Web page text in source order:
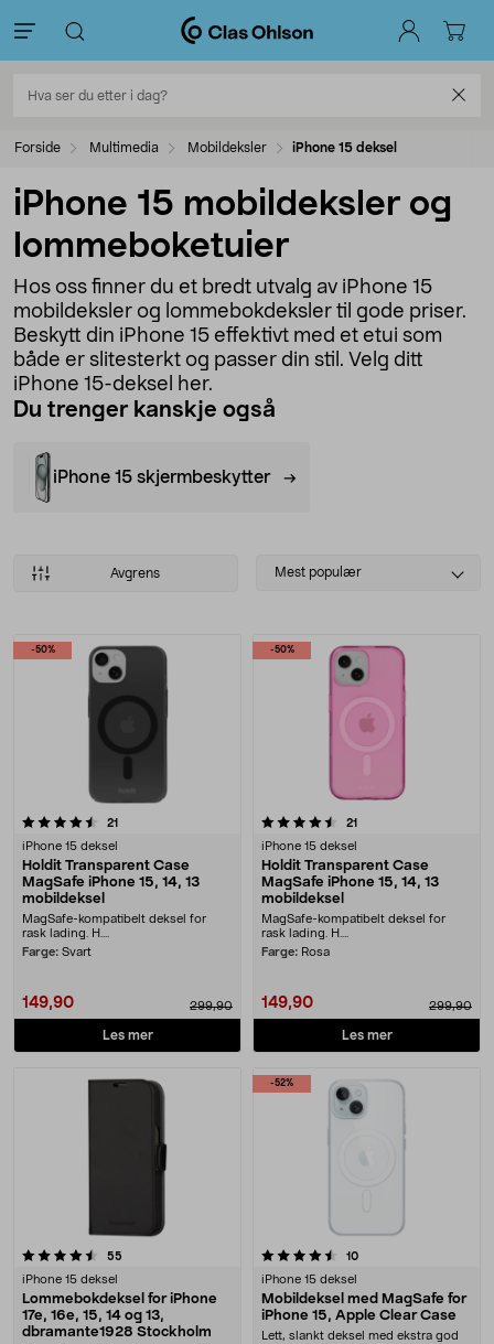
Forside Multimedia Mobildeksler iPhone 15 deksel
iPhone 15 mobildeksler og
lommeboketuier
Hos oss finner du et bredt utvalg av iPhone 15
mobildeksler og lommebokdeksler til gode priser.
Beskytt din iPhone 15 effektivt med et etui som
både er slitesterkt og passer din stil. Velg ditt
iPhone 15-deksel her.
Du trenger kanskje også
iPhone 15 skjermbeskytter
Avgrens
Select
Mest populær
Produkter
-50%
21
iPhone 15 deksel
Holdit Transparent Case
MagSafe iPhone 15, 14, 13
mobildeksel
MagSafe-kompatibelt deksel for
rask lading. H....
Farge: Svart
149,90 299,90
Les mer
-50%
4.5 av 5 stjerner 21
iPhone 15 deksel
Holdit Transparent Case
MagSafe iPhone 15, 14, 13
mobildeksel
MagSafe-kompatibelt deksel for
rask lading. H....
Farge: Rosa
149,90 299,90
Les mer
55
iPhone 15 deksel
Lommebokdeksel for iPhone
17e, 16e, 15, 14 og 13,
dbramante1928 Stockholm
-52%
4.5 av 5 stjerner 10anmeldelser
iPhone 15 deksel
Mobildeksel med MagSafe for
iPhone 15, Apple Clear Case
Lett, slankt deksel med ekstra god